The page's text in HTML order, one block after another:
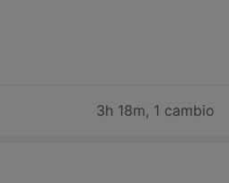
3h 18m, 1 cambio